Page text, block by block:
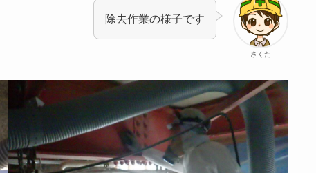
さくた
除去作業の様子です